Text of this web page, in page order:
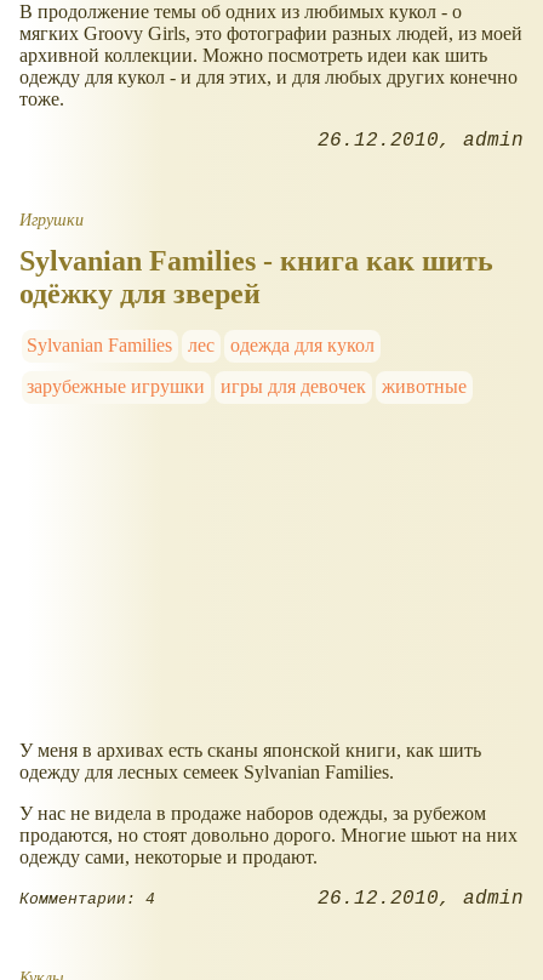
В продолжение темы об одних из любимых кукол - о
мягких Groovy Girls, это фотографии разных людей, из моей
архивной коллекции. Можно посмотреть идеи как шить
одежду для кукол - и для этих, и для любых других конечно
тоже.
26.12.2010 admin
Игрушки
Sylvanian Families - книга как шить
одёжку для зверей
Sylvanian Families лес
одежда для кукол
зарубежные игрушки
игры для девочек животные
У меня в архивах есть сканы японской книги, как шить
одежду для лесных семеек Sylvanian Families.
У нас не видела в продаже наборов одежды, за рубежом
продаются, но стоят довольно дорого. Многие шьют на них
одежду сами, некоторые и продают.
Комментарии: 4 26.12.2010 admin